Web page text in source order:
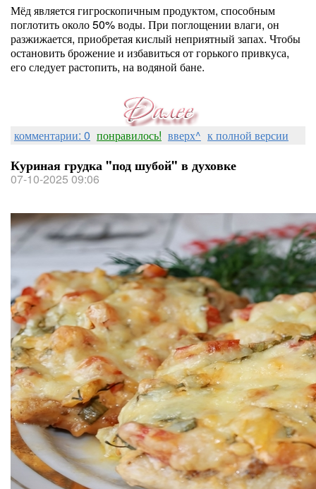
Мёд является гигроскопичным продуктом, способным
поглотить около 50% воды. При поглощении влаги, он
разжижается, приобретая кислый неприятный запах. Чтобы
остановить брожение и избавиться от горького привкуса,
его следует растопить, на водяной бане.
комментарии: 0 понравилось! вверх^ к полной версии
Куриная грудка "под шубой" в духовке
07-10-2025 09:06